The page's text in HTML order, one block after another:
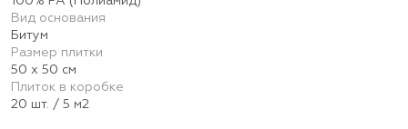
Вид основания
Битум
Размер плитки
50 х 50 см
Плиток в коробке
20 шт. / 5 м2